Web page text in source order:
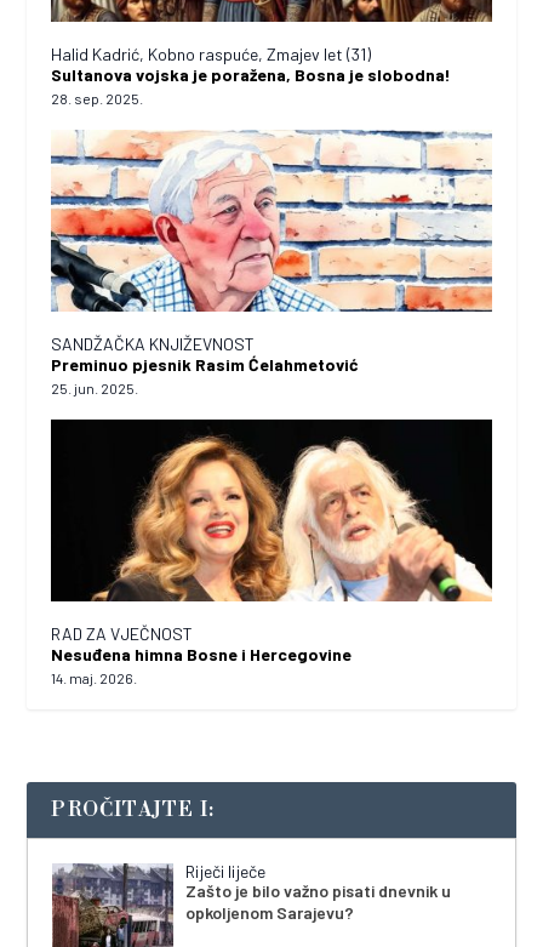
Halid Kadrić, Kobno raspuće, Zmajev let (31)
Sultanova vojska je poražena, Bosna je slobodna!
28. sep. 2025.
SANDŽAČKA KNJIŽEVNOST
Preminuo pjesnik Rasim Ćelahmetović
25. jun. 2025.
RAD ZA VJEČNOST
Nesuđena himna Bosne i Hercegovine
14. maj. 2026.
PROČITAJTE I:
Riječi liječe
Zašto je bilo važno pisati dnevnik u
opkoljenom Sarajevu?